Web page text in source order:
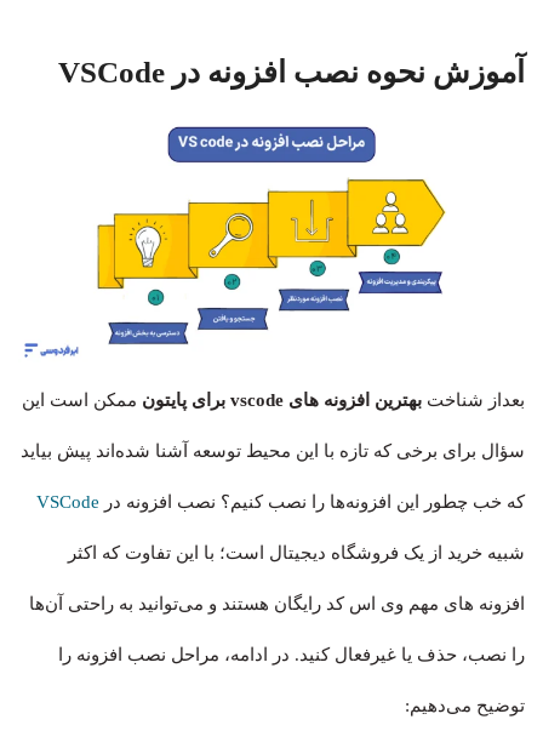
آموزش نحوه نصب افزونه در VSCode
بعداز شناخت بهترین افزونه های vscode برای پایتون ممکن است این
سؤال برای برخی که تازه با این محیط توسعه آشنا شده‌اند پیش بیاید
که خب چطور این افزونه‌ها را نصب کنیم؟ نصب افزونه در VSCode
شبیه خرید از یک فروشگاه دیجیتال است؛ با این تفاوت که اکثر
افزونه های مهم وی اس کد رایگان هستند و می‌توانید به راحتی آن‌ها
را نصب، حذف یا غیرفعال کنید. در ادامه، مراحل نصب افزونه را
توضیح می‌دهیم: